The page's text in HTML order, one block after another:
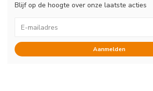
Blijf op de hoogte over onze laatste acties
Aanmelden